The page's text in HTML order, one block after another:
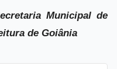
Municipal de
de Goiânia